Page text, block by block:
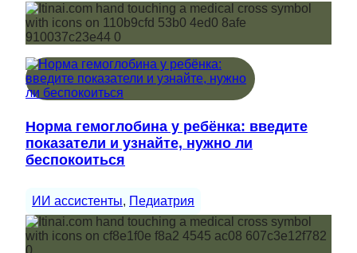
Норма гемоглобина у ребёнка: введите
показатели и узнайте, нужно ли
беспокоиться
ИИ ассистенты, Педиатрия